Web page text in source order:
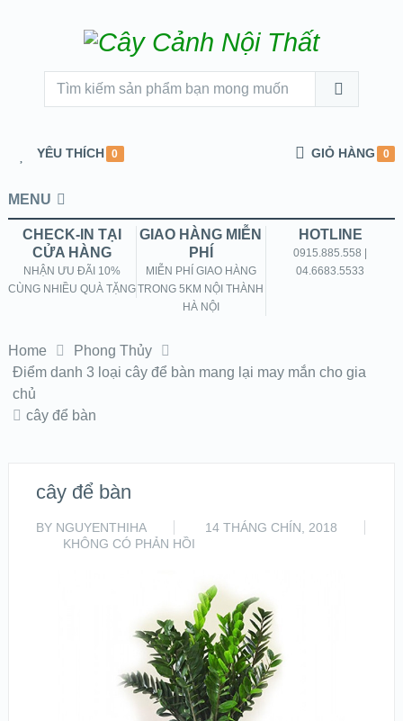
YÊU THÍCH 0 GIỎ HÀNG 0
MENU
CHECK-IN TẠI
CỬA HÀNG
NHẬN ƯU ĐÃI 10%
CÙNG NHIỀU QUÀ TẶNG
GIAO HÀNG MIỄN
PHÍ
MIỄN PHÍ GIAO HÀNG
TRONG 5KM NỘI THÀNH
HÀ NỘI
HOTLINE
0915.885.558 |
04.6683.5533
Home
Phong Thủy
Điểm danh 3 loại cây để bàn mang lại may mắn cho gia
chủ
cây để bàn
cây để bàn
BY NGUYENTHIHA
14 THÁNG CHÍN, 2018
KHÔNG CÓ PHẢN HỒI